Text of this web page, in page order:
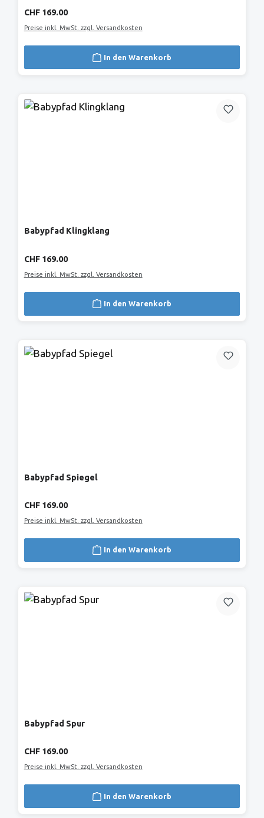
Regulärer Preis:
CHF 169.00
Preise inkl. MwSt. zzgl. Versandkosten
In den Warenkorb
Babypfad Klingklang
Regulärer Preis:
CHF 169.00
Preise inkl. MwSt. zzgl. Versandkosten
In den Warenkorb
Babypfad Spiegel
Regulärer Preis:
CHF 169.00
Preise inkl. MwSt. zzgl. Versandkosten
In den Warenkorb
Babypfad Spur
Regulärer Preis:
CHF 169.00
Preise inkl. MwSt. zzgl. Versandkosten
In den Warenkorb